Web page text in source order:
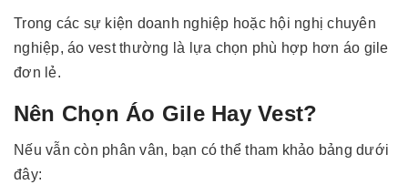
Trong các sự kiện doanh nghiệp hoặc hội nghị chuyên
nghiệp, áo vest thường là lựa chọn phù hợp hơn áo gile
đơn lẻ.
Nên Chọn Áo Gile Hay Vest?
Nếu vẫn còn phân vân, bạn có thể tham khảo bảng dưới
đây: